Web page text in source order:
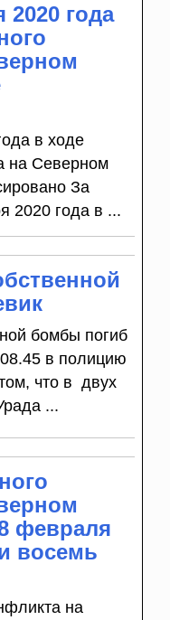
2020 года
в ходе
на Северном
За
2020 года в ...
бомбы погиб
в полицию
что в двух
...
февраля
восемь
на